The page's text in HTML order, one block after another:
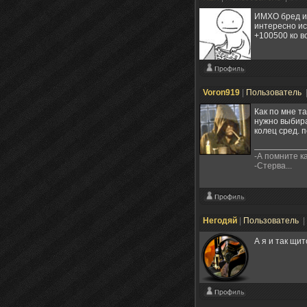
ИМХО бред и
интересно
+100500 ко
Voron919 Пользователь
Как по мне
нужно
колец сред.
-А помните
-Стерва...
Негодяй Пользователь
А я и так